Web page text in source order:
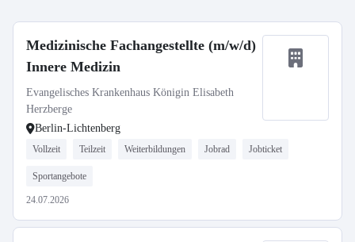
Medizinische Fachangestellte (m/w/d)
Innere Medizin
Evangelisches Krankenhaus Königin Elisabeth
Herzberge
Berlin-Lichtenberg
Vollzeit Teilzeit Weiterbildungen Jobrad Jobticket
Sportangebote
24.07.2026